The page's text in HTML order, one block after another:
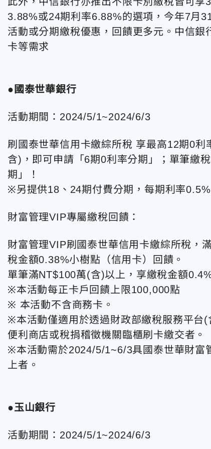
3.88%或24期利率6.88%的選項，今年7月
活動或分期繳稅優惠，回饋更多元。中信
卡等需求
●國泰世華銀行
活動期間：2024/5/1~2024/6/3
刷國泰世華信用卡繳綜所稅 享最高12期0
含)，即可申請「6期0利率分期」；單筆繳
期」！
※另提供18、24期付費分期，每期利率0.5%
財富管理VIP專屬繳稅回饋：
財富管理VIP刷國泰世華信用卡繳綜所稅，
稅金額0.38%小樹點（信用卡）回饋。
單筆滿NT$100萬(含)以上，享繳稅金額
※本活動每正卡戶回饋上限100,000點
※ 本活動不含商務卡。
※本活動僅適用於透過財政部繳稅服務平台
便利商店或稅捐稽徵機關臨櫃刷卡繳交者。
※本活動需於2024/5/1~6/3具國泰世華財富
上者。
●玉山銀行
活動期間：2024/5/1~2024/6/3